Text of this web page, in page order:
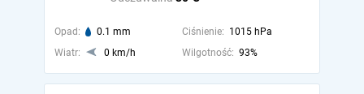
Opad: 0.1 mm Ciśnienie: 1015 hPa
Wiatr:
0 km/h Wilgotność: 93%